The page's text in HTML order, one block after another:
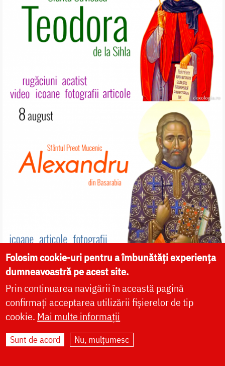
Folosim cookie-uri pentru a îmbunătăți experiența
dumneavoastră pe acest site.
Prin continuarea navigării în această pagină
confirmați acceptarea utilizării fișierelor de tip
cookie. Mai multe informații
Sunt de acord Nu, mulțumesc